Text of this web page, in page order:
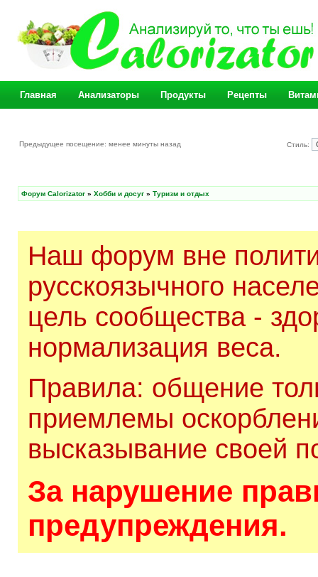
Главная Анализаторы Продукты Рецепты
Предыдущее посещение: менее минуты назад Стиль:
Форум Calorizator » Хобби и досуг » Туризм и отдых
Наш форум вне
русскоязычного
цель сообщества -
нормализация веса.
Правила: общение
приемлемы
высказывание своей
За нарушение
предупреждения.